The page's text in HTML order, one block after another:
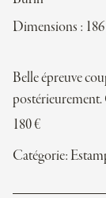
Dimensions :
Belle épreuve
postérieurement.
180€
Catégorie: